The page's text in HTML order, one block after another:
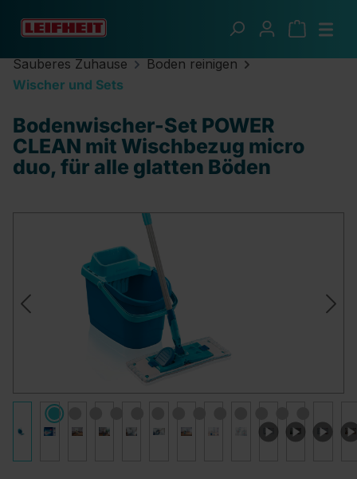
Zum Hauptinhalt springen
Sauberes Zuhause
Boden reinigen
Wischer und Sets
Bodenwischer-Set POWER
CLEAN mit Wischbezug micro
duo, für alle glatten Böden